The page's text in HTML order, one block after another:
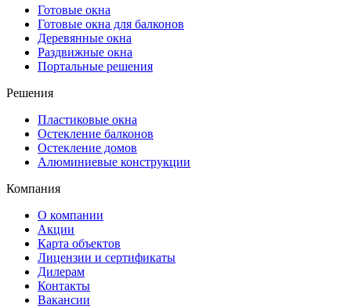
Готовые окна
Готовые окна для балконов
Деревянные окна
Раздвижные окна
Портальные решения
Решения
Пластиковые окна
Остекление балконов
Остекление домов
Алюминиевые конструкции
Компания
О компании
Акции
Карта объектов
Лицензии и сертификаты
Дилерам
Контакты
Вакансии